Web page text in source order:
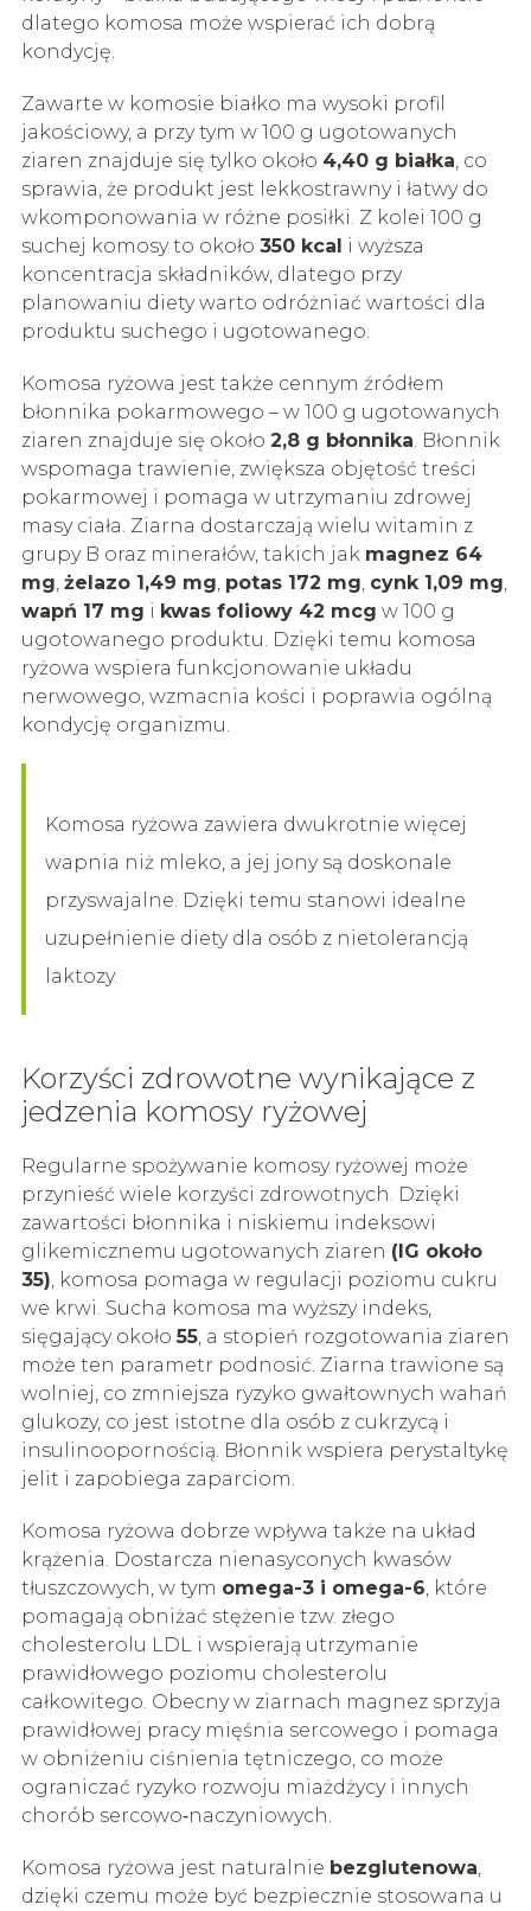
dlatego komosa może wspierać ich dobrą
kondycję.
Zawarte w komosie białko ma wysoki profil
jakościowy, a przy tym w 100 g ugotowanych
ziaren znajduje się tylko około 4,40 g białka, co
sprawia, że produkt jest lekkostrawny i łatwy do
wkomponowania w różne posiłki. Z kolei 100 g
suchej komosy to około 350 kcal
i wyższa
koncentracja składników, dlatego przy
planowaniu diety warto odróżniać wartości dla
produktu suchego i ugotowanego.
Komosa ryżowa jest także cennym źródłem
błonnika pokarmowego – w 100 g ugotowanych
ziaren znajduje się około 2,8 g błonnika. Błonnik
wspomaga trawienie, zwiększa objętość treści
pokarmowej i pomaga w utrzymaniu zdrowej
masy ciała. Ziarna dostarczają wielu witamin z
grupy B oraz minerałów, takich jak magnez 64
mg, żelazo 1,49 mg, potas 172 mg, cynk 1,09 mg,
wapń 17 mg i kwas foliowy 42 mcg w 100 g
ugotowanego produktu. Dzięki temu komosa
ryżowa wspiera funkcjonowanie układu
nerwowego, wzmacnia kości i poprawia ogólną
kondycję organizmu.
Komosa ryżowa zawiera dwukrotnie więcej
wapnia niż mleko, a jej jony są doskonale
przyswajalne. Dzięki temu stanowi idealne
uzupełnienie diety dla osób z nietolerancją
laktozy.
Korzyści zdrowotne wynikające z
jedzenia komosy ryżowej
Regularne spożywanie komosy ryżowej może
przynieść wiele korzyści zdrowotnych. Dzięki
zawartości błonnika i niskiemu indeksowi
glikemicznemu ugotowanych ziaren (IG około
35), komosa pomaga w regulacji poziomu cukru
we krwi. Sucha komosa ma wyższy indeks,
sięgający około55, a stopień rozgotowania ziaren
może ten parametr podnosić. Ziarna trawione są
wolniej, co zmniejsza ryzyko gwałtownych wahań
glukozy, co jest istotne dla osób z cukrzycą i
insulinoopornością. Błonnik wspiera perystaltykę
jelit i zapobiega zaparciom.
Komosa ryżowa dobrze wpływa także na układ
krążenia. Dostarcza nienasyconych kwasów
tłuszczowych, w tym omega-3 i omega-6, które
pomagają obniżać stężenie tzw. złego
cholesterolu LDL i wspierają utrzymanie
prawidłowego poziomu cholesterolu
całkowitego. Obecny w ziarnach magnez sprzyja
prawidłowej pracy mięśnia sercowego i pomaga
w obniżeniu ciśnienia tętniczego, co może
ograniczać ryzyko rozwoju miażdżycy i innych
chorób sercowo‑naczyniowych.
Komosa ryżowa jest naturalnie bezglutenowa,
dzięki czemu może być bezpiecznie stosowana u